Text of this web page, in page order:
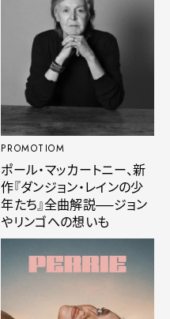
PROMOTIOM
ポール・マッカートニー、新
作『ダンジョン・レインの少
年たち』全曲解説──ジョン
やリンゴへの想いも